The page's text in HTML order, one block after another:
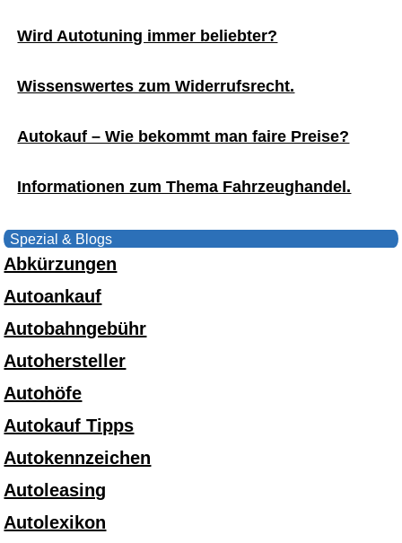
Wird Autotuning immer beliebter?
Wissenswertes zum Widerrufsrecht.
Autokauf – Wie bekommt man faire Preise?
Informationen zum Thema Fahrzeughandel.
Spezial & Blogs
Abkürzungen
Autoankauf
Autobahngebühr
Autohersteller
Autohöfe
Autokauf Tipps
Autokennzeichen
Autoleasing
Autolexikon